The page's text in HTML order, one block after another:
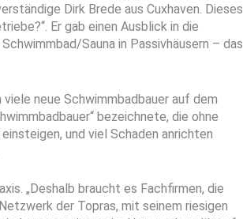
Dirk Brede aus Cuxhaven. Dieses
Er gab einen Ausblick in die
Sauna in Passivhäusern – das
neue Schwimmbadbauer auf dem
bezeichnete, die ohne
und viel Schaden anrichten
„Deshalb braucht es Fachfirmen, die
der Topras, mit seinem riesigen